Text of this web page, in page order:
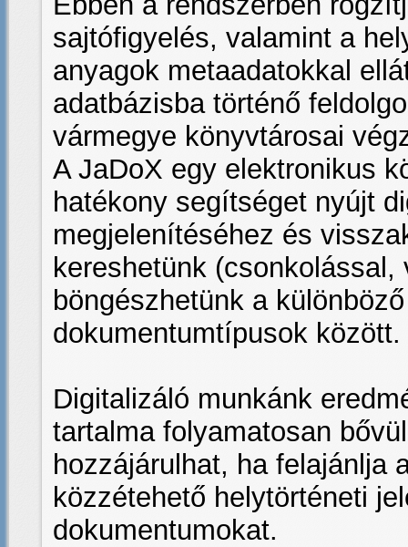
sajtófigyelés, valamint a
anyagok metaadatokkal
adatbázisba történő
vármegye könyvtárosai
A JaDoX egy elektronikus
hatékony segítséget nyújt
megjelenítéséhez és
kereshetünk (csonkolással,
böngészhetünk a
dokumentumtípusok között.
Digitalizáló munkánk
tartalma folyamatosan
hozzájárulhat, ha felajánlja
közzétehető helytörténeti
dokumentumokat.